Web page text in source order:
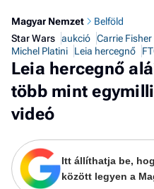
Magyar Nemzet
Belföld
Star Wars aukció Carrie Fisher
Michel Platini
Leia hercegnő
Leia hercegnő
több mint
videó
Itt állíthatja be,
között legyen a